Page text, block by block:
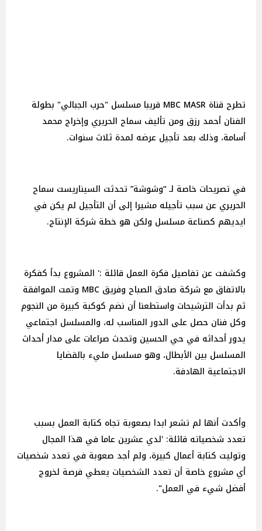
تطرح قناة MBC MASR قريبا مسلسل "حرب الجبالي" بطولة
الفنان أحمد رزق ومن تأليف سماح الحريري وإخراج محمد
أسامة، وذلك بعد تأجيل عرضه لمدة ثلاث سنوات.
في تصريحات خاصة لـ “وشوشة” تحدثت السيناريست سماح
الحريري عن سبب تأجيله مشيرا إلى أن التأجيل لم يكن في
ايديهم كصناعة مسلسل ولكن هو خطة شركة الإنتاج.
وكشفت عن تفاصيل فكرة العمل قائلة :' المشروع بدأ كفكرة
بالاتفاق مع شركة صادق الصباح وفريق MBC وتمت الموافقة
ثم بدأت الترشيحات واستطعنا أن نضم كوكبة كبيرة من النجوم
وكل فنان حصل على الدور المناسب له، والمسلسل اجتماعي
يدور أحداثه في حي الحسين وتحدث صراعات على مدار أحداث
المسلسل بين الأبطال، وهو مسلسل مليء بالقضايا
الاجتماعية الهادفة.
وأكدت أنها لم تشعر ابدا بصعوبة تجاه كتابة العمل بسبب
تعدد شخصياته قائلة: 'لدي عشرين عاما في هذا المجال
وتوليت كتابة أعمال كبيرة، ولم أجد صعوبة في تعدد شخصيات
أي مشروع خاصة أن تعدد الشخصيات يعطي فرصة لخروج
أفضل شيء في العمل".